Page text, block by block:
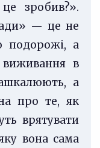
зробив?».
— це не
подорожі, а
в
а
про те, як
врятувати
вона сама